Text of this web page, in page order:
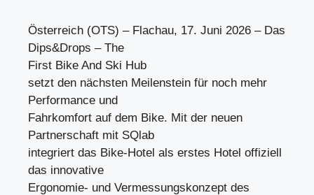
Österreich (OTS) – Flachau, 17. Juni 2026 – Das
Dips&Drops – The
First Bike And Ski Hub
setzt den nächsten Meilenstein für noch mehr
Performance und
Fahrkomfort auf dem Bike. Mit der neuen
Partnerschaft mit SQlab
integriert das Bike-Hotel als erstes Hotel offiziell
das innovative
Ergonomie- und Vermessungskonzept des